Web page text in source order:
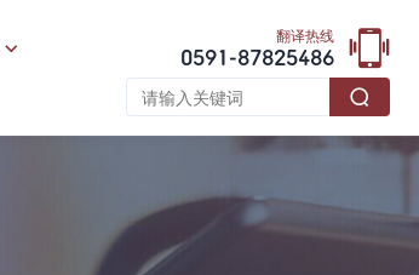
翻译热线
0591-87825486 

